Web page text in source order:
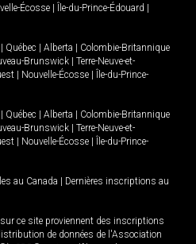
Écosse Île-du-Prince-Édouard
Québec Alberta
Colombie-Britannique
Brunswick
Terre-Neuve-et-
Nouvelle-Écosse
Île-du-Prince-
Québec Alberta
Colombie-Britannique
Brunswick
Terre-Neuve-et-
Nouvelle-Écosse
Île-du-Prince-
au Canada
Dernières inscriptions au
ce site proviennent des inscriptions
de données de l'Association